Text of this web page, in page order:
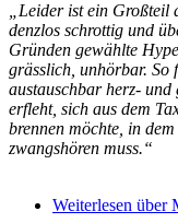
„Leider ist ein
denzlos schrottig und
Gründen gewählte
grässlich, unhörbar. So
austauschbar herz-
erfleht, sich aus dem
brennen möchte, in
zwangs­hören muss.“
Weiterlesen über